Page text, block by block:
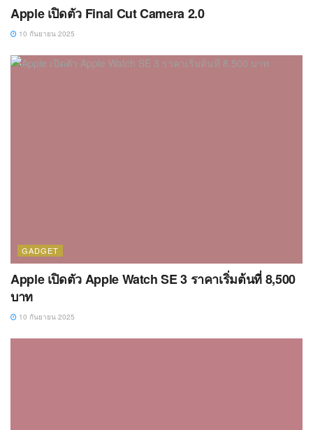
Apple เปิดตัว Final Cut Camera 2.0
10 กันยายน 2025
GADGET
Apple เปิดตัว Apple Watch SE 3 ราคาเริ่มต้นที่ 8,500
บาท
10 กันยายน 2025